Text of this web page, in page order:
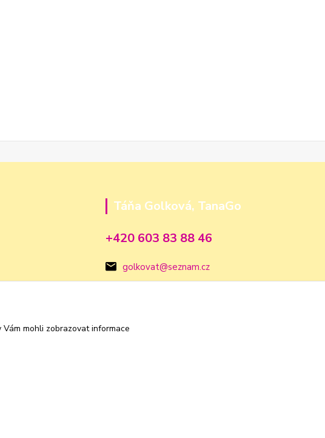
Táňa Golková, TanaGo
+420 603 83 88 46
golkovat@seznam.cz
mohli zobrazovat informace